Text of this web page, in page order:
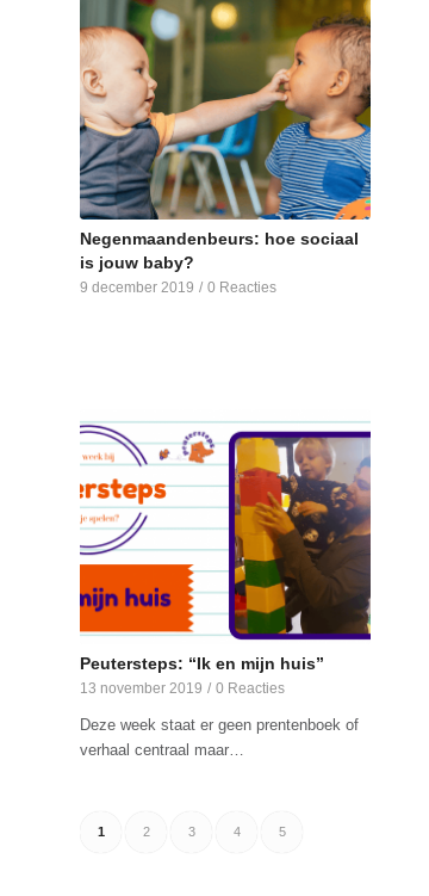
Negenmaandenbeurs: hoe sociaal
is jouw baby?
9 december 2019 / 0 Reacties
Peutersteps: “Ik en mijn huis”
13 november 2019 / 0 Reacties
Deze week staat er geen prentenboek of
verhaal centraal maar…
1 2 3 4 5